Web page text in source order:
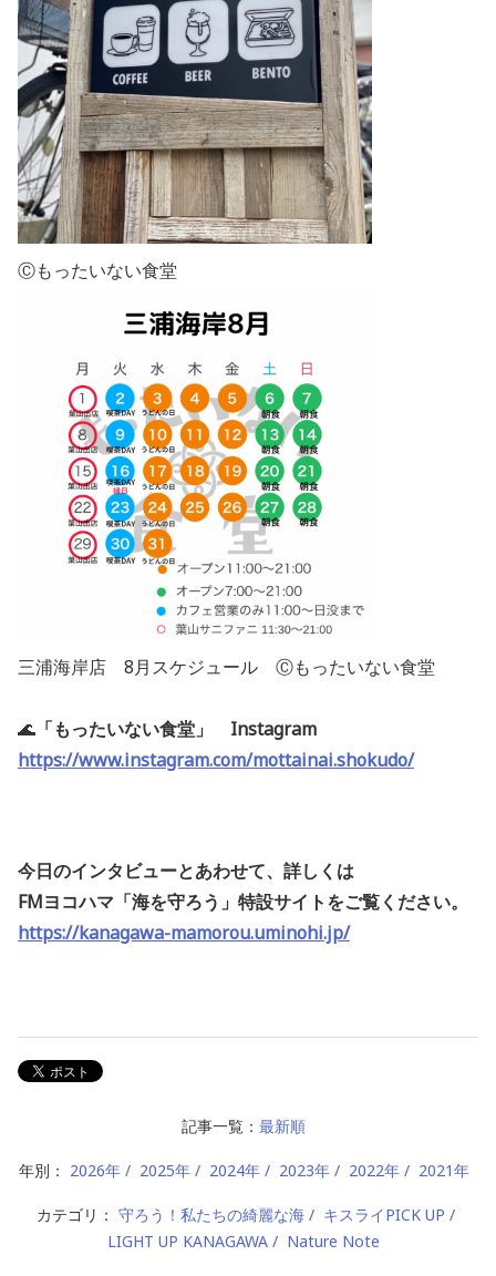
Ⓒもったいない食堂
三浦海岸店 8月スケジュール Ⓒもったいない食堂
🌊 「もったいない食堂」 Instagram
https://www.instagram.com/mottainai.shokudo/
今日のインタビューとあわせて、詳しくは
FMヨコハマ「海を守ろう」特設サイトをご覧ください。
https://kanagawa-mamorou.uminohi.jp/
記事一覧： 最新順
年別： 2026年 2025年 2024年 2023年 2022年 2021年
カテゴリ： 守ろう！私たちの綺麗な海
キスライPICK UP
LIGHT UP KANAGAWA
Nature Note